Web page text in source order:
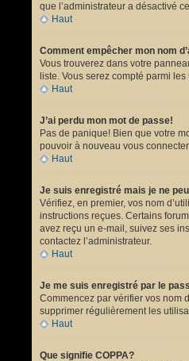
que l’administrateur a désactivé
Haut
Comment empêcher mon nom
Vous trouverez dans votre
liste. Vous serez compté parmi
Haut
J’ai perdu mon mot de passe!
Pas de panique! Bien que votre
pouvoir à nouveau vous
Haut
Je suis enregistré mais je ne
Vérifiez, en premier, vos nom
instructions reçues. Certains
avez reçu un e-mail, suivez ses
contactez l’administrateur.
Haut
Je me suis enregistré par le
Commencez par vérifier vos nom
supprimer régulièrement les
Haut
Que signifie COPPA?